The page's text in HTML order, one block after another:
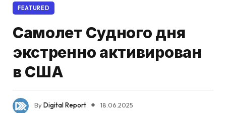
FEATURED
Самолет Судного дня
экстренно активирован
в США
ByDigital Report
18.06.2025